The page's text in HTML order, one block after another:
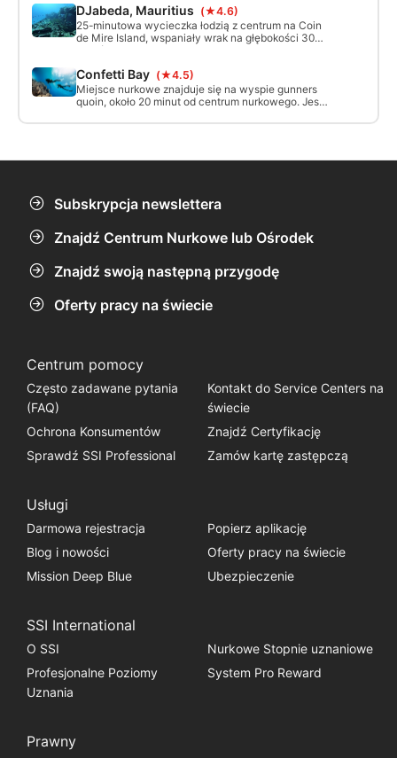
DJabeda, Mauritius (★4.6)
25-minutowa wycieczka łodzią z centrum na Coin
de Mire Island, wspaniały wrak na głębokości 30
metrów, zatopiony w 1996 roku w celu stworzenia
między 30 a 40 metrów, możliwy silny prąd
(umiarkowany).
Confetti Bay (★4.5)
Miejsce nurkowe znajduje się na wyspie gunners
quoin, około 20 minut od centrum nurkowego. Jest
odpowiednie dla wszystkich poziomów i nurkowań
Subskrypcja newslettera
Znajdź Centrum Nurkowe lub Ośrodek
Znajdź swoją następną przygodę
Oferty pracy na świecie
Centrum pomocy
Często zadawane pytania
(FAQ)
Kontakt do Service Centers na
świecie
Ochrona Konsumentów
Znajdź Certyfikację
Sprawdź SSI Professional
Zamów kartę zastępczą
Usługi
Darmowa rejestracja
Popierz aplikację
Blog i nowości
Oferty pracy na świecie
Mission Deep Blue
Ubezpieczenie
SSI International
O SSI
Nurkowe Stopnie uznaniowe
Profesjonalne Poziomy
Uznania
System Pro Reward
Prawny